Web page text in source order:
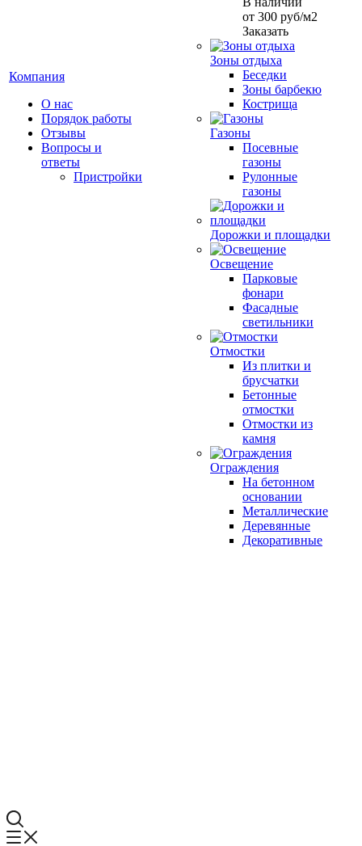
Компания
О нас
Порядок работы
Отзывы
Вопросы и
ответы
Пристройки
от 300 руб/м2
Заказать
Зоны отдыха
Беседки
Зоны барбекю
Кострища
Газоны
Посевные
газоны
Рулонные
газоны
Дорожки и площадки
Освещение
Парковые
фонари
Фасадные
светильники
Отмостки
Из плитки и
брусчатки
Бетонные
отмостки
Отмостки из
камня
Ограждения
На бетонном
основании
Металлические
Деревянные
Декоративные